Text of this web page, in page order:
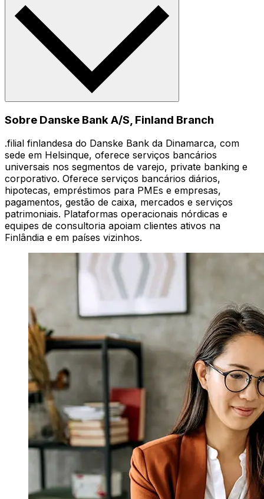
Sobre Danske Bank A/S, Finland Branch
.filial finlandesa do Danske Bank da Dinamarca, com
sede em Helsinque, oferece serviços bancários
universais nos segmentos de varejo, private banking e
corporativo. Oferece serviços bancários diários,
hipotecas, empréstimos para PMEs e empresas,
pagamentos, gestão de caixa, mercados e serviços
patrimoniais. Plataformas operacionais nórdicas e
equipes de consultoria apoiam clientes ativos na
Finlândia e em países vizinhos.